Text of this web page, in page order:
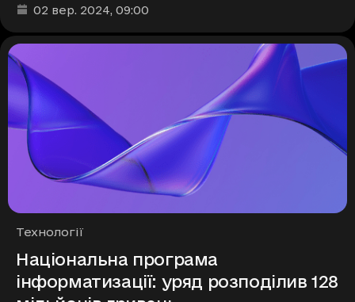
Дата та час публікації
02 вер. 2024, 09:00
Рубрики
Технології
Національна програма
інформатизації: уряд розподілив 128